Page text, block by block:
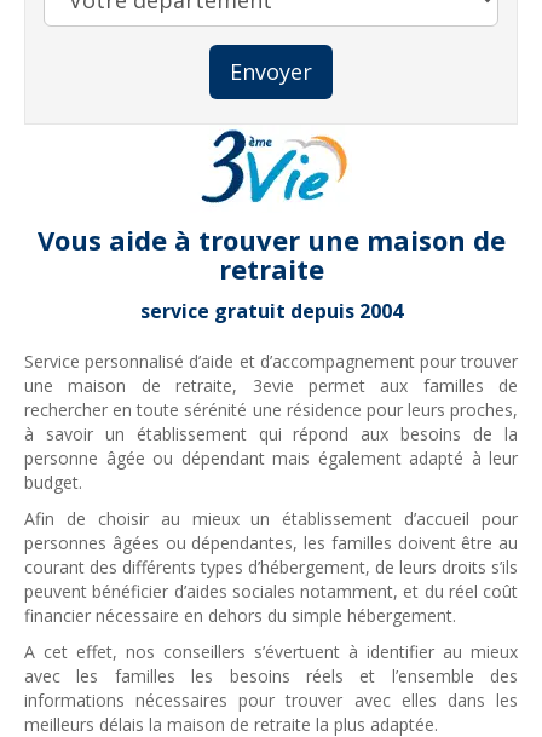
Envoyer
Vous aide à trouver une maison de
retraite
service gratuit depuis 2004
Service personnalisé d’aide et d’accompagnement pour trouver
une maison de retraite, 3evie permet aux familles de
rechercher en toute sérénité une résidence pour leurs proches,
à savoir un établissement qui répond aux besoins de la
personne âgée ou dépendant mais également adapté à leur
budget.
Afin de choisir au mieux un établissement d’accueil pour
personnes âgées ou dépendantes, les familles doivent être au
courant des différents types d’hébergement, de leurs droits s’ils
peuvent bénéficier d’aides sociales notamment, et du réel coût
financier nécessaire en dehors du simple hébergement.
A cet effet, nos conseillers s’évertuent à identifier au mieux
avec les familles les besoins réels et l’ensemble des
informations nécessaires pour trouver avec elles dans les
meilleurs délais la maison de retraite la plus adaptée.